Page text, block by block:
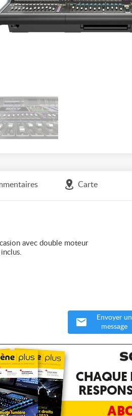
Carte
avec double moteur
Envoyer un
message